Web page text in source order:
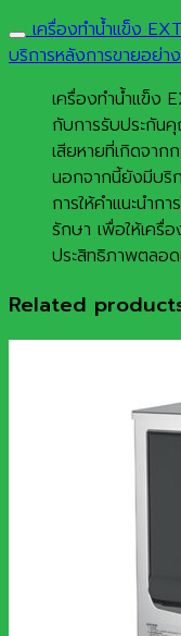
เครื่องทำน้ำแข็ง
บริการหลังการขายอย่า
เครื่องทำน้ำแข็ง
กับการรับประกั
เสียหายที่เกิดจา
นอกจากนี้ยังมีบริ
การให้คำแนะนำก
รักษา เพื่อให้เครื่
ประสิทธิภาพตลอด
Related